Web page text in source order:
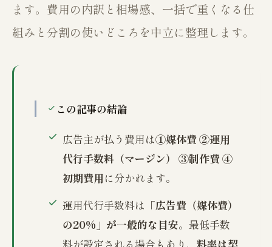
ます。費用の内訳と相場感、一括で重くなる仕
組みと分割の使いどころを中立に整理します。
この記事の結論
広告主が払う費用は①媒体費 ②運用
代行手数料（マージン） ③制作費 ④
初期費用に分かれます。
運用代行手数料は 「広告費（媒体費）
の20%」が一般的な目安。最低手数
料が設定される場合もあり、料率は契